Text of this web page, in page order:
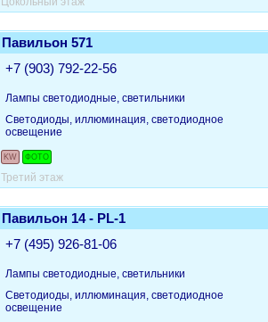
Павильон 571
+7 (903) 792-22-56
Лампы светодиодные, светильники
Светодиоды, иллюминация, светодиодное
освещение
KW ФОТО
Третий этаж
Павильон 14 - PL-1
+7 (495) 926-81-06
Лампы светодиодные, светильники
Светодиоды, иллюминация, светодиодное
освещение